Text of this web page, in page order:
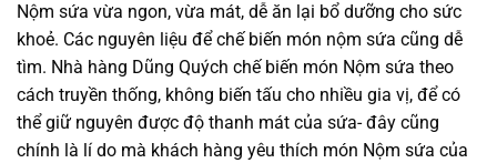
Nộm sứa vừa ngon, vừa mát, dễ ăn lại bổ dưỡng cho sức
khoẻ. Các nguyên liệu để chế biến món nộm sứa cũng dễ
tìm. Nhà hàng Dũng Quých chế biến món Nộm sứa theo
cách truyền thống, không biến tấu cho nhiều gia vị, để có
thể giữ nguyên được độ thanh mát của sứa- đây cũng
chính là lí do mà khách hàng yêu thích món Nộm sứa của